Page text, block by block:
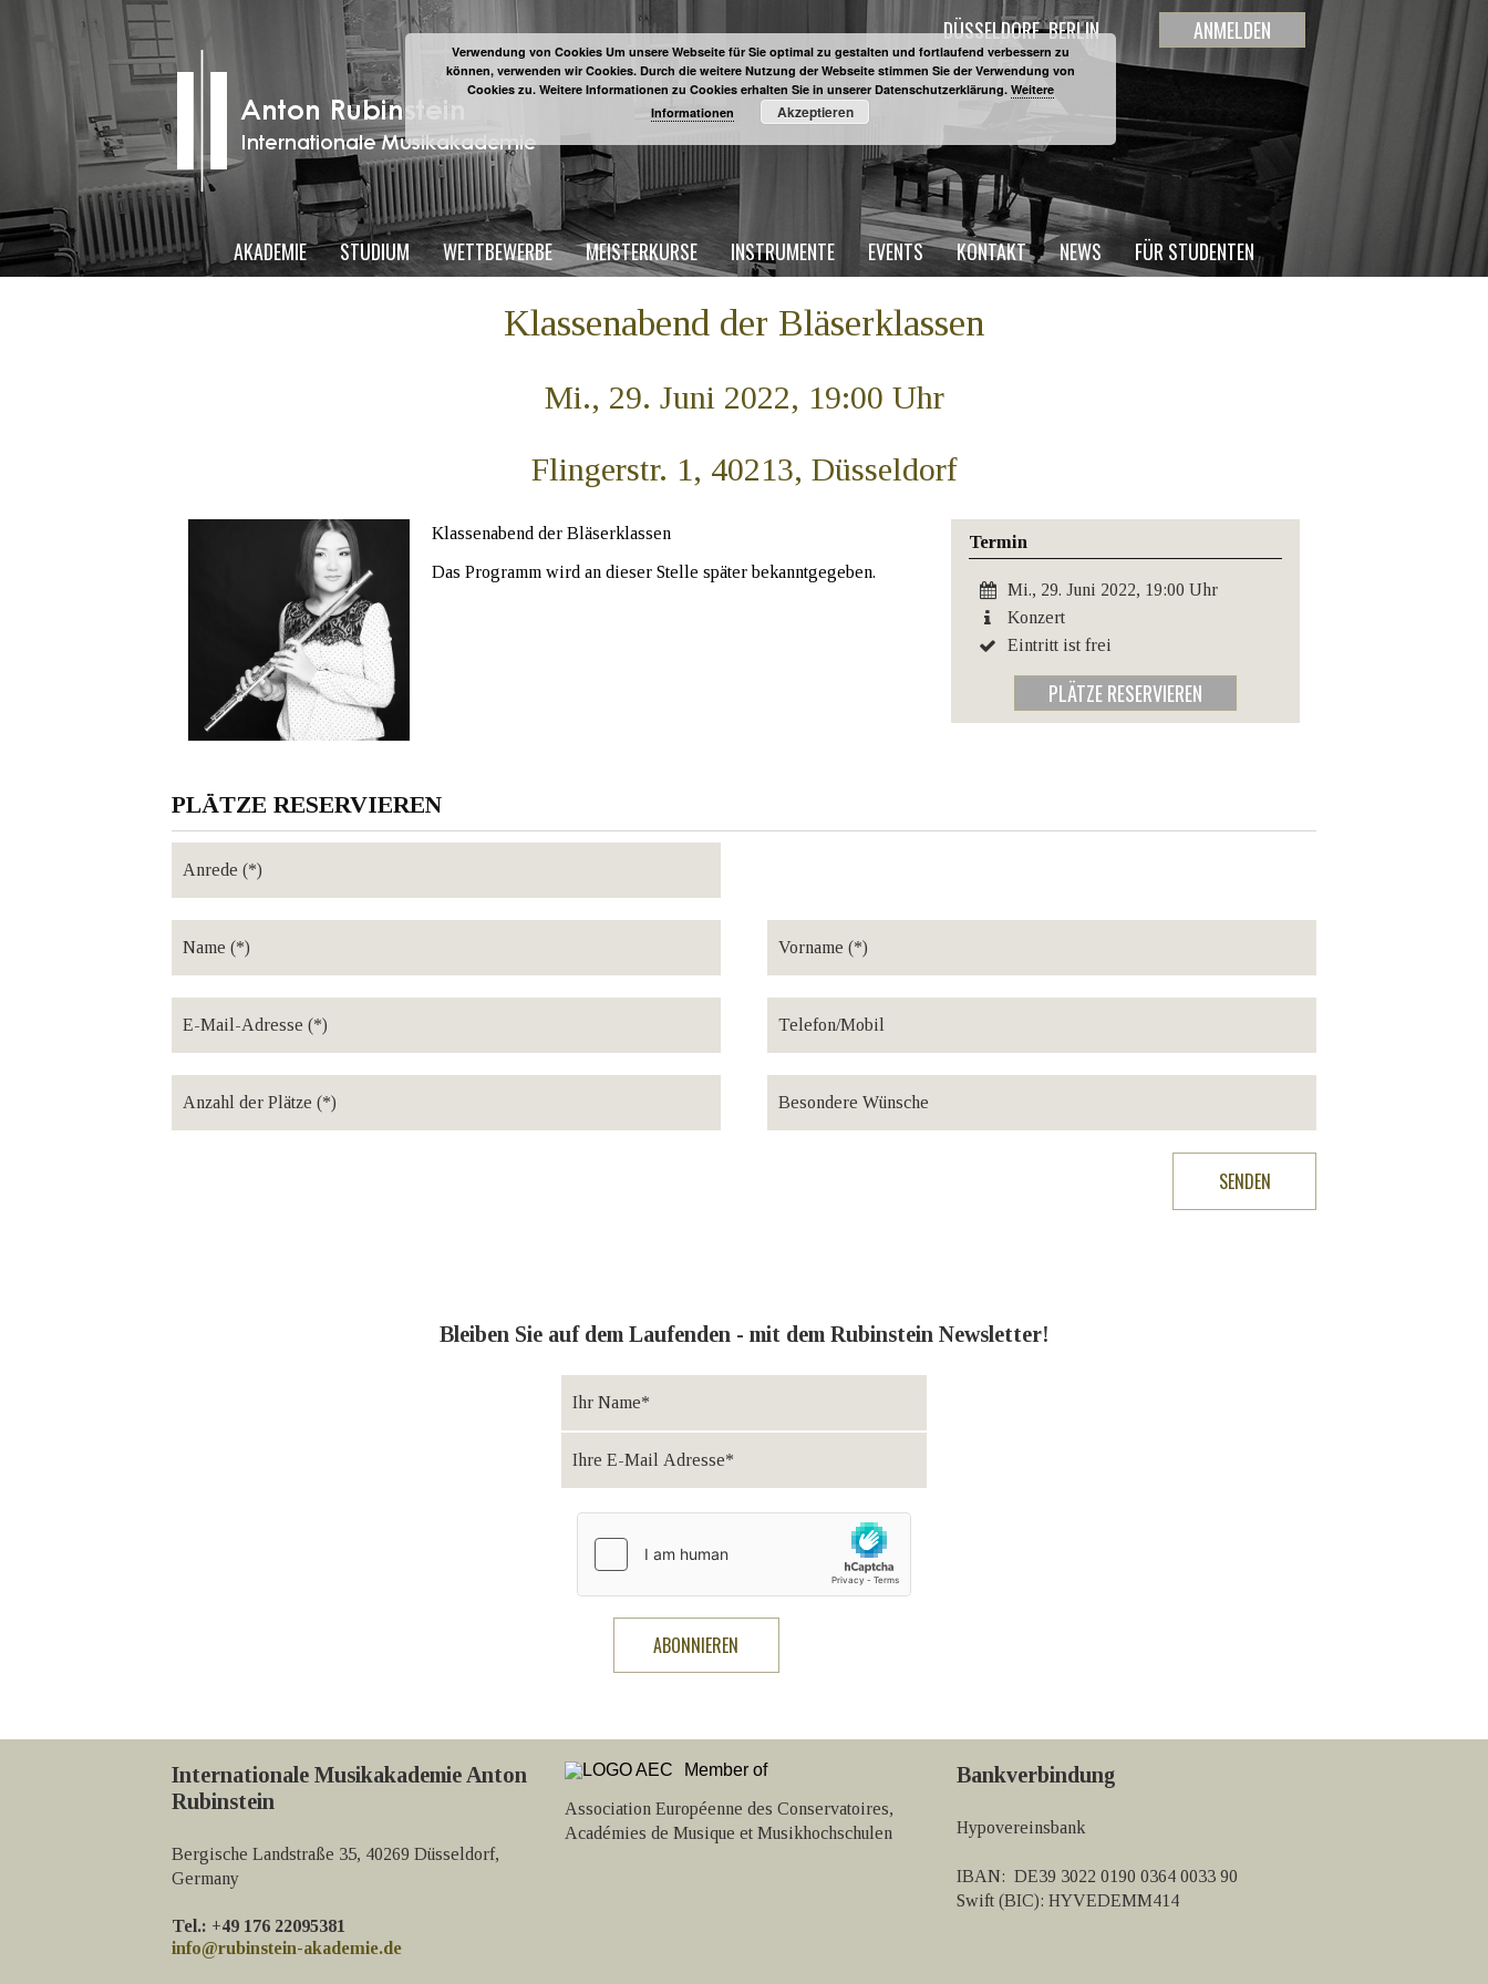
AKADEMIE STUDIUM WETTBEWERBE MEISTERKURSE INSTRUMENTE EVENTS KONTAKT NEWS FÜR STUDENTEN
DÜSSELDORF BERLIN ANMELDEN
Klassenabend der Bläserklassen
Mi., 29. Juni 2022, 19:00 Uhr
Flingerstr. 1, 40213, Düsseldorf
Klassenabend der Bläserklassen
Das Programm wird an dieser Stelle später bekanntgegeben.
Termin
Mi., 29. Juni 2022, 19:00 Uhr
Konzert
Eintritt ist frei
PLÄTZE RESERVIEREN
PLÄTZE RESERVIEREN
Bleiben Sie auf dem Laufenden - mit dem Rubinstein Newsletter!
Internationale Musikakademie Anton
Rubinstein
Bergische Landstraße 35, 40269 Düsseldorf,
Germany
Tel.: +49 176 22095381
info@rubinstein-akademie.de
Member of
Association Européenne des Conservatoires,
Académies de Musique et Musikhochschulen
Bankverbindung
Hypovereinsbank
IBAN: DE39 3022 0190 0364 0033 90
Swift (BIC): HYVEDEMM414
Verwendung von Cookies Um unsere Webseite für Sie optimal zu gestalten und fortlaufend verbessern zu
können, verwenden wir Cookies. Durch die weitere Nutzung der Webseite stimmen Sie der Verwendung von
Cookies zu. Weitere Informationen zu Cookies erhalten Sie in unserer Datenschutzerklärung. Weitere
Informationen
Akzeptieren